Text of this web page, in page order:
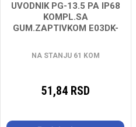
UVODNIK PG-13.5 PA IP68
KOMPL.SA
GUM.ZAPTIVKOM E03DK-
NA STANJU 61 KOM
51,84 RSD